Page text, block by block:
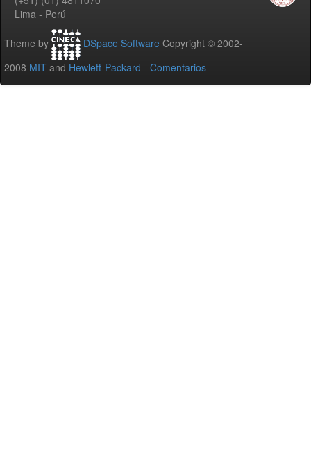
Lima - Perú
Theme by DSpace Software Copyright © 2002-
2008 MIT and Hewlett-Packard - Comentarios